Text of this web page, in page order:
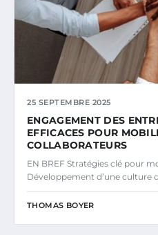
25 SEPTEMBRE 2025
ENGAGEMENT DES
EFFICACES POUR
COLLABORATEURS
EN BREF Stratégies clé pour
Développement d’une culture
THOMAS BOYER